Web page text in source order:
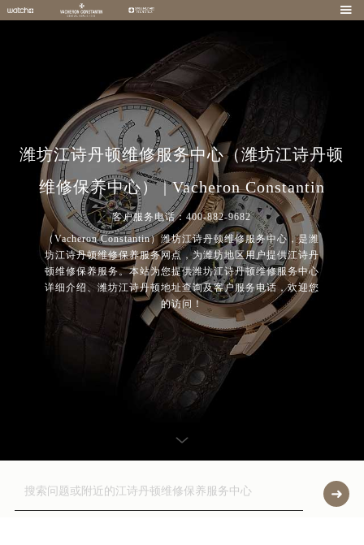

潍坊江诗丹顿维修服务中心（潍坊江诗丹顿
维修保养中心） | Vacheron Constantin
客户服务电话：400-882-9682
（Vacheron Constantin）潍坊江诗丹顿维修服务中心，是潍
坊江诗丹顿维修保养服务网点，为潍坊地区用户提供江诗丹
顿维修保养服务。本站为您提供潍坊江诗丹顿维修服务中心
详细介绍、潍坊江诗丹顿地址查询及客户服务电话，欢迎您
的访问！